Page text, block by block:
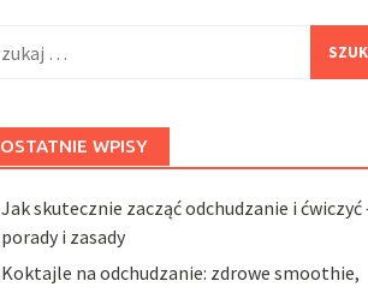
OSTATNIE WPISY
Jak skutecznie zacząć odchudzanie i ćwiczyć
porady i zasady
Koktajle na odchudzanie: zdrowe smoothie,